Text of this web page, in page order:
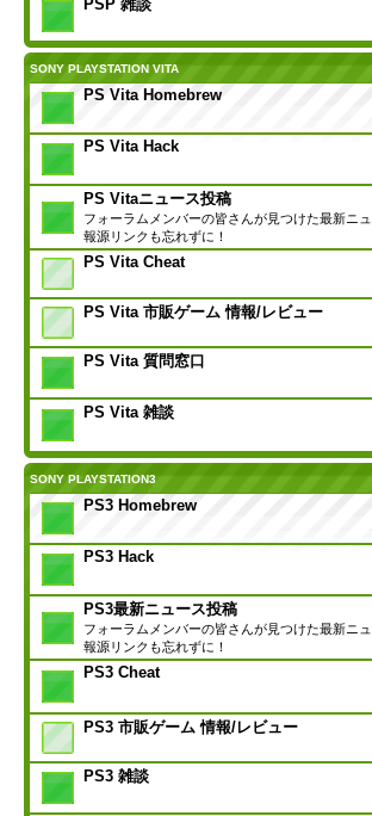
PSP 雑談
SONY PLAYSTATION VITA
PS Vita Homebrew
PS Vita Hack
PS Vitaニュース投稿
フォーラムメンバーの皆さんが見つけた最新ニ
報源リンクも忘れずに！
PS Vita Cheat
PS Vita 市販ゲーム 情報/レビュー
PS Vita 質問窓口
PS Vita 雑談
SONY PLAYSTATION3
PS3 Homebrew
PS3 Hack
PS3最新ニュース投稿
フォーラムメンバーの皆さんが見つけた最新ニ
報源リンクも忘れずに！
PS3 Cheat
PS3 市販ゲーム 情報/レビュー
PS3 雑談